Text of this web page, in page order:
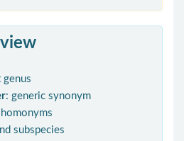
genus
: generic synonym
subspecies